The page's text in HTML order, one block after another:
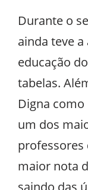
Durante o
ainda teve
educação
tabelas.
Digna
um dos
professores
maior nota